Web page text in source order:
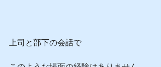
上司と部下の会話で